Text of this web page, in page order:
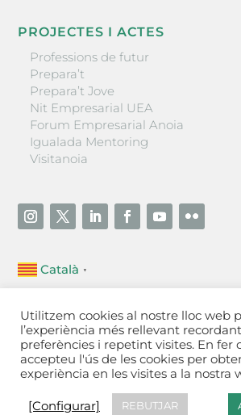
PROJECTES I ACTES
Professions de futur
Prepara’t
Prepara’t Jove
Nit Empresarial UEA
Forum Empresarial Anoia
Igualada Mentoring
Visitanoia
Català ▼
Unió Empresarial de l’Anoia (UEA)
Ctra. de Manresa, 131, 08700 – Igualada
Tel 93 805 22 92
Contactar
de
Utilitzem cookies al nostre lloc web
l’experiència més rellevant
preferències i repetint visites. En fer
accepteu l'ús de les cookies per
experiència en les visites a la nostra
[Configurar] REBUTJAR